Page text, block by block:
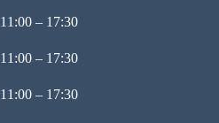
11:00 – 17:30
11:00 – 17:30
11:00 – 17:30